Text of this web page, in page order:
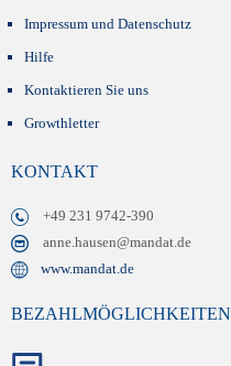
Impressum und Datenschutz
Hilfe
Kontaktieren Sie uns
Growthletter
KONTAKT
+49 231 9742-390
anne.hausen@mandat.de
www.mandat.de
BEZAHLMÖGLICHKEITEN